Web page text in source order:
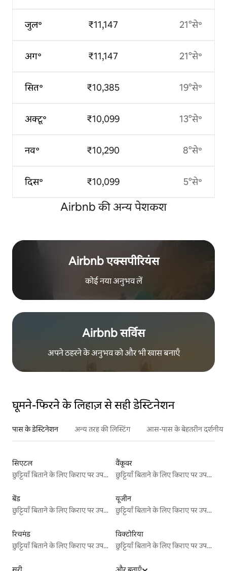
जुल॰
अग॰
सित॰
अक्टू॰
नव॰
दिस॰
₹11,147
₹11,147
₹10,385
₹10,099
₹10,290
₹10,099
21°से॰
21°से॰
19°से॰
13°से॰
8°से॰
5°से॰
Airbnb की अन्य पेशकश
Airbnb एक्सपीरियंस
कोई नया अनुभव लें
Airbnb सर्विस
अपने ठहरने के अनुभव को और भी खास बनाएँ
घूमने-फिरने के लिहाज़ से सही डेस्टिनेशन
पास के डेस्टिनेशन अन्य तरह की लिस्टिंग आस-पास के बेहतरीन दर्शनीय
सिएटल
छुट्टियाँ बिताने के लिए किराए पर उपलब्ध जगहें
वैंकूवर
छुट्टियाँ बिताने के लिए किराए पर उपलब्ध जगहें
बेंड
छुट्टियाँ बिताने के लिए किराए पर उपलब्ध जगहें
यूजीन
छुट्टियाँ बिताने के लिए किराए पर उपलब्ध जगहें
रिचमंड
छुट्टियाँ बिताने के लिए किराए पर उपलब्ध जगहें
विक्टोरिया
छुट्टियाँ बिताने के लिए किराए पर उपलब्ध जगहें